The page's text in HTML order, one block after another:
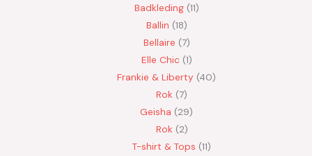
Badkleding 11
Ballin 18
Bellaire 7
Elle Chic 1
Frankie & Liberty 40
Rok 7
Geisha
29
Rok 2
T-shirt & Tops 11